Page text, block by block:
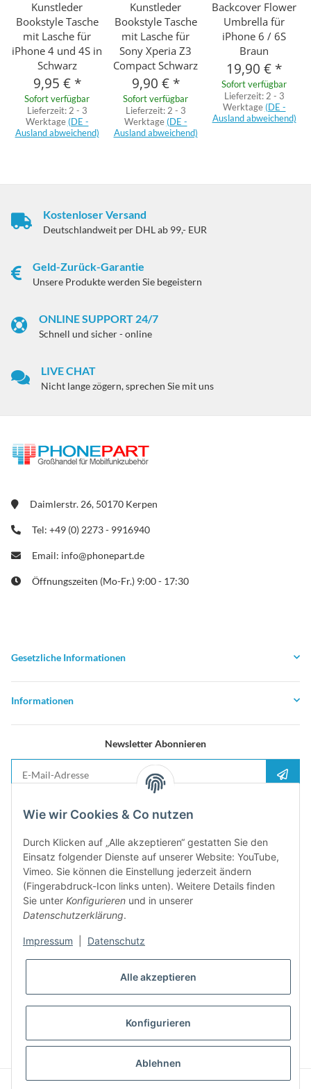
Wie wir Cookies & Co nutzen
Durch Klicken auf „Alle akzeptieren“ gestatten Sie den
Einsatz folgender Dienste auf unserer Website: YouTube,
Vimeo. Sie können die Einstellung jederzeit ändern
(Fingerabdruck-Icon links unten). Weitere Details finden
Sie unter Konfigurieren und in unserer
Datenschutzerklärung.
Impressum Datenschutz
Alle akzeptieren
Konfigurieren
Ablehnen
Kunstleder
Bookstyle Tasche
mit Lasche für
iPhone 4 und 4S in
Schwarz
9,95 € *
Sofort verfügbar
Lieferzeit: 2 - 3
Werktage (DE -
Ausland abweichend)
Kunstleder
Bookstyle Tasche
mit Lasche für
Sony Xperia Z3
Compact Schwarz
9,90 € *
Sofort verfügbar
Lieferzeit: 2 - 3
Werktage (DE -
Ausland abweichend)
Backcover Flower
Umbrella für
iPhone 6 / 6S
Braun
19,90 € *
Sofort verfügbar
Lieferzeit: 2 - 3
Werktage (DE -
Ausland abweichend)
Kostenloser Versand
Deutschlandweit per DHL ab 99,- EUR
Geld-Zurück-Garantie
Unsere Produkte werden Sie begeistern
ONLINE SUPPORT 24/7
Schnell und sicher - online
LIVE CHAT
Nicht lange zögern, sprechen Sie mit uns
Daimlerstr. 26, 50170 Kerpen
Tel: +49 (0) 2273 - 9916940
Email: info@phonepart.de
Öffnungszeiten (Mo-Fr.) 9:00 - 17:30
Gesetzliche Informationen
Informationen
Newsletter Abonnieren
Bitte senden Sie mir entsprechend Ihrer
jederzeit widerruflich Informationen zu Ihrem Produktsortiment per E-Mail zu.
Newsletter abonieren und5%Rabatt-Guschein erhalten. Für Ihren
nächsten Einkauf. Den Gutschein erhalten Sie per Email nach der
erfolgreichen Bestätigung Ihrer Email-Adresse
* Alle Preise inkl. gesetzlicher USt., zzgl.Versand